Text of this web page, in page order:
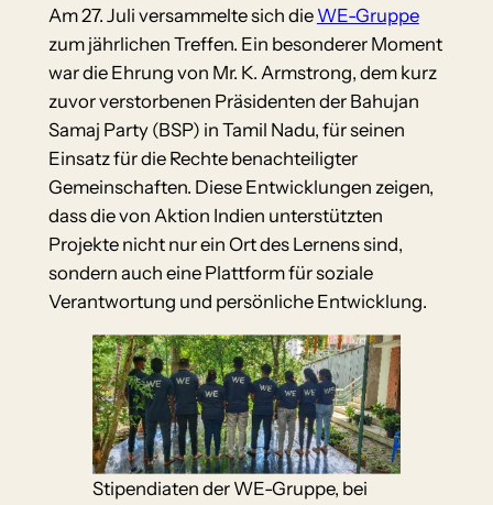
Am 27. Juli versammelte sich die WE-Gruppe
zum jährlichen Treffen. Ein besonderer Moment
war die Ehrung von Mr. K. Armstrong, dem kurz
zuvor verstorbenen Präsidenten der Bahujan
Samaj Party (BSP) in Tamil Nadu, für seinen
Einsatz für die Rechte benachteiligter
Gemeinschaften. Diese Entwicklungen zeigen,
dass die von Aktion Indien unterstützten
Projekte nicht nur ein Ort des Lernens sind,
sondern auch eine Plattform für soziale
Verantwortung und persönliche Entwicklung.
Stipendiaten der WE-Gruppe, bei